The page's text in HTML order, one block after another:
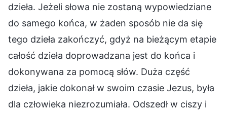
dzieła. Jeżeli słowa nie zostaną wypowiedziane
do samego końca, w żaden sposób nie da się
tego dzieła zakończyć, gdyż na bieżącym etapie
całość dzieła doprowadzana jest do końca i
dokonywana za pomocą słów. Duża część
dzieła, jakie dokonał w swoim czasie Jezus, była
dla człowieka niezrozumiała. Odszedł w ciszy i